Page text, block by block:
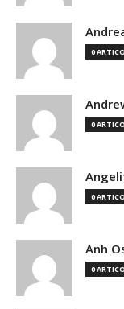
0
0
0
Anh
0